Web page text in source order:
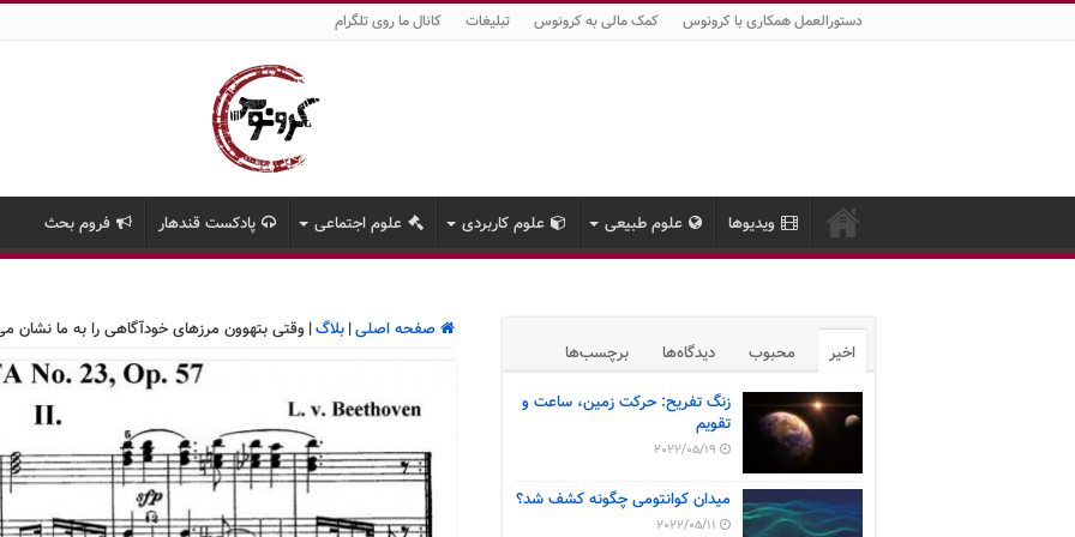
دستورالعمل همکاری با کرونوس کمک مالی به کرونوس تبلیغات کانال ما روی تلگرام
ویدیوها علوم طبیعی علوم کاربردی علوم اجتماعی پادکست قندهار فروم بحث
صفحه اصلی| بلاگ| وقتی بتهوون مرزهای خودآگاهی را به ما نشان
اخیر
محبوب دیدگاه‌ها برچسب‌ها
زنگ تفریح: حرکت زمین، ساعت و
تقویم
2022/05/19
میدان کوانتومی چگونه کشف شد؟
2022/05/11